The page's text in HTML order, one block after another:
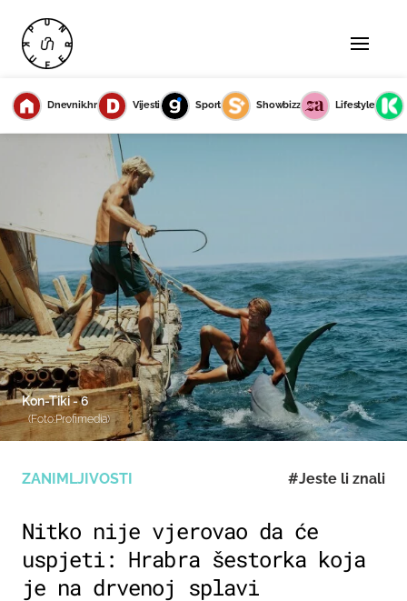
Dnevnik.hr Vijesti Sport Showbizz Lifestyle
ZANIMLJIVOSTI #Jeste li znali
Nitko nije vjerovao da će
uspjeti: Hrabra šestorka koja
je na drvenoj splavi
Kon-Tiki - 6
(Foto:Profimedia)